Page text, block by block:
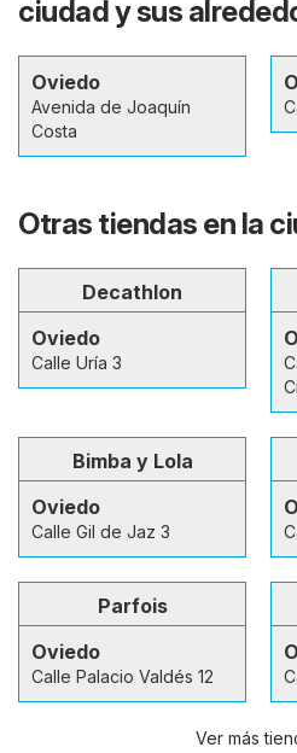
ciudad y sus
Oviedo
Avenida de Joaquín
Costa
Otras tiendas en la
Decathlon
Oviedo
Calle Uría 3
Bimba y Lola
Oviedo
Calle Gil de Jaz 3
Parfois
Oviedo
Calle Palacio Valdés 12
Ver más